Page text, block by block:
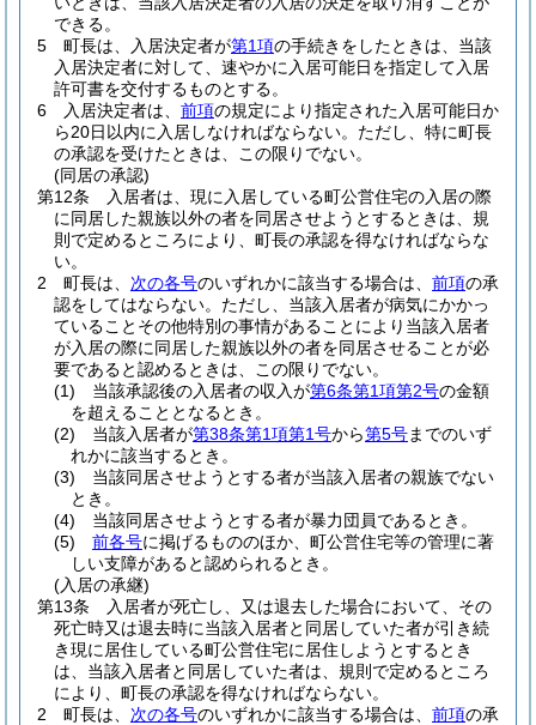
できる。
5
町長は、入居決定者が第1項の手続きをしたときは、当該
入居決定者に対して、速やかに入居可能日を指定して入居
許可書を交付するものとする。
6
入居決定者は、 前項の規定により指定された入居可能日か
ら20日以内に入居しなければならない。 ただし、特に町長
の承認を受けたときは、この限りでない。
(同居の承認)
第12条
入居者は、現に入居している町公営住宅の入居の際
に同居した親族以外の者を同居させようとするときは、規
則で定めるところにより、町長の承認を得なければならな
い。
2
町長は、 次の各号のいずれかに該当する場合は、 前項の承
認をしてはならない。 ただし、当該入居者が病気にかかっ
ていることその他特別の事情があることにより当該入居者
が入居の際に同居した親族以外の者を同居させることが必
要であると認めるときは、この限りでない。
(1)
当該承認後の入居者の収入が第6条第1項第2号の金額
を超えることとなるとき。
(2)
当該入居者が第38条第1項第1号から第5号までのいず
れかに該当するとき。
(3)
当該同居させようとする者が当該入居者の親族でない
とき。
(4)
当該同居させようとする者が暴力団員であるとき。
(5)
前各号に掲げるもののほか、町公営住宅等の管理に著
しい支障があると認められるとき。
(入居の承継)
第13条
入居者が死亡し、又は退去した場合において、その
死亡時又は退去時に当該入居者と同居していた者が引き続
き現に居住している町公営住宅に居住しようとするとき
は、当該入居者と同居していた者は、規則で定めるところ
により、町長の承認を得なければならない。
2
町長は、 次の各号のいずれかに該当する場合は、 前項の承